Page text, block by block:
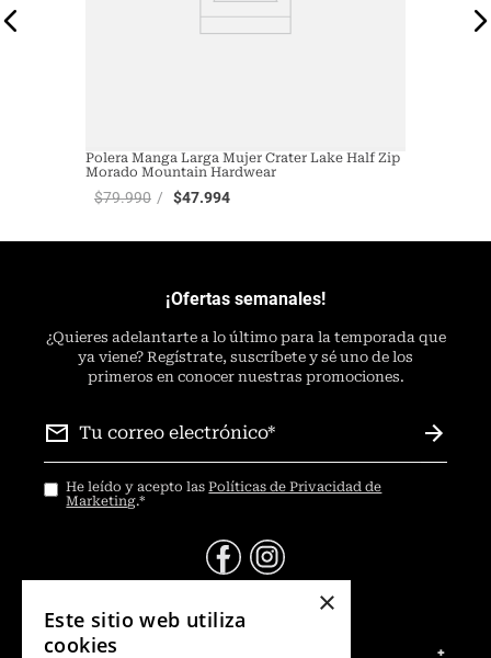
Polera Manga Larga Mujer Crater Lake Half Zip
Morado Mountain Hardwear
$79.990 $47.994
¡Ofertas semanales!
¿Quieres adelantarte a lo último para la temporada que
ya viene? Regístrate, suscríbete y sé uno de los
primeros en conocer nuestras promociones.
He leído y acepto lasPolíticas de Privacidad de
Marketing.*
@Contáctanos
Servicio al Consumidor
+
×
Este sitio web utiliza
cookies